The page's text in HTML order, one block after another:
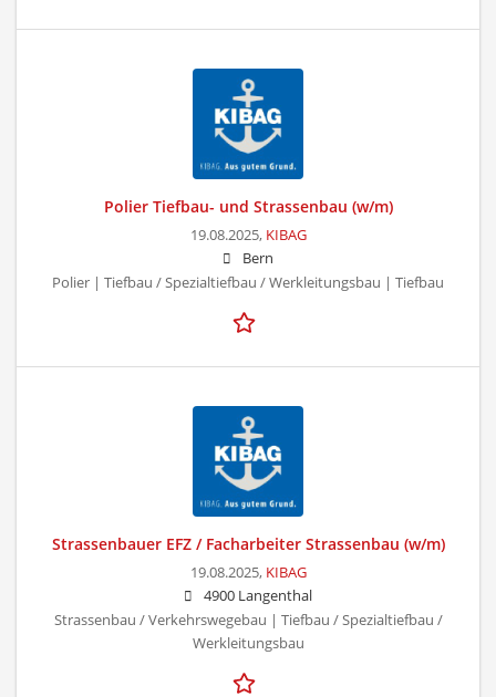
Polier Tiefbau- und Strassenbau (w/m)
19.08.2025, KIBAG
Bern
Polier | Tiefbau / Spezialtiefbau / Werkleitungsbau | Tiefbau
Strassenbauer EFZ / Facharbeiter Strassenbau (w/m)
19.08.2025, KIBAG
4900 Langenthal
Strassenbau / Verkehrswegebau | Tiefbau / Spezialtiefbau /
Werkleitungsbau